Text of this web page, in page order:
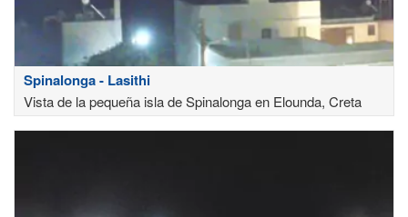
Spinalonga - Lasithi
Vista de la pequeña isla de Spinalonga en Elounda, Creta